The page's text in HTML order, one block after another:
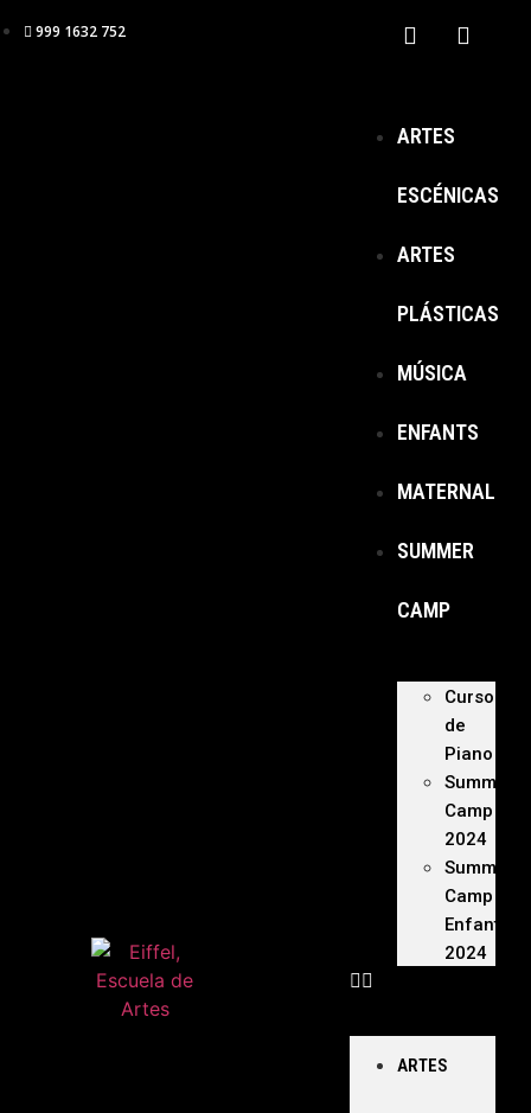
999 1632 752
ARTES
ESCÉNICAS
ARTES
PLÁSTICAS
MÚSICA
ENFANTS
MATERNAL
SUMMER
CAMP
Curso
de
Piano
Summer
Camp
2024
Summer
Camp
Enfants
2024
ARTES